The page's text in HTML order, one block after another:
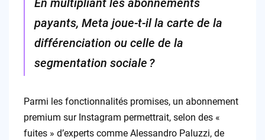
En multipliant les abonnements
payants, Meta joue-t-il la carte de la
différenciation ou celle de la
segmentation sociale ?
Parmi les fonctionnalités promises, un abonnement
premium sur Instagram permettrait, selon des «
fuites » d’experts comme Alessandro Paluzzi, de